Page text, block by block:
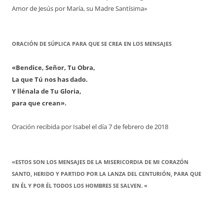
Amor de Jesús por María, su Madre Santísima»
ORACIÓN DE SÚPLICA PARA QUE SE CREA EN LOS MENSAJES
«Bendice, Señor, Tu Obra,
La que Tú nos has dado.
Y llénala de Tu Gloria,
para que crean».
Oración recibida por Isabel el día 7 de febrero de 2018
«ESTOS SON LOS MENSAJES DE LA MISERICORDIA DE MI CORAZÓN
SANTO, HERIDO Y PARTIDO POR LA LANZA DEL CENTURIÓN, PARA QUE
EN ÉL Y POR ÉL TODOS LOS HOMBRES SE SALVEN. «